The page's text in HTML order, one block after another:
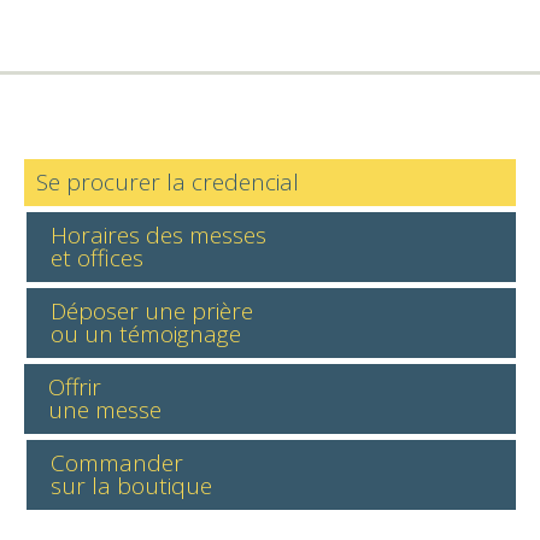
Se procurer la credencial
Horaires des messes
et offices
Déposer une prière
ou un témoignage
Offrir
une messe
Commander
sur la boutique